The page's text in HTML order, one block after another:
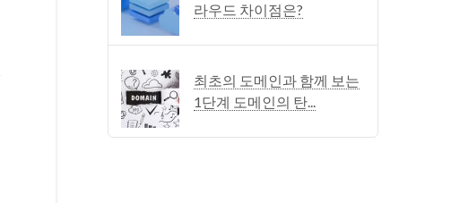
라우드 차이점은?
최초의 도메인과 함께 보는
1단계 도메인의 탄...